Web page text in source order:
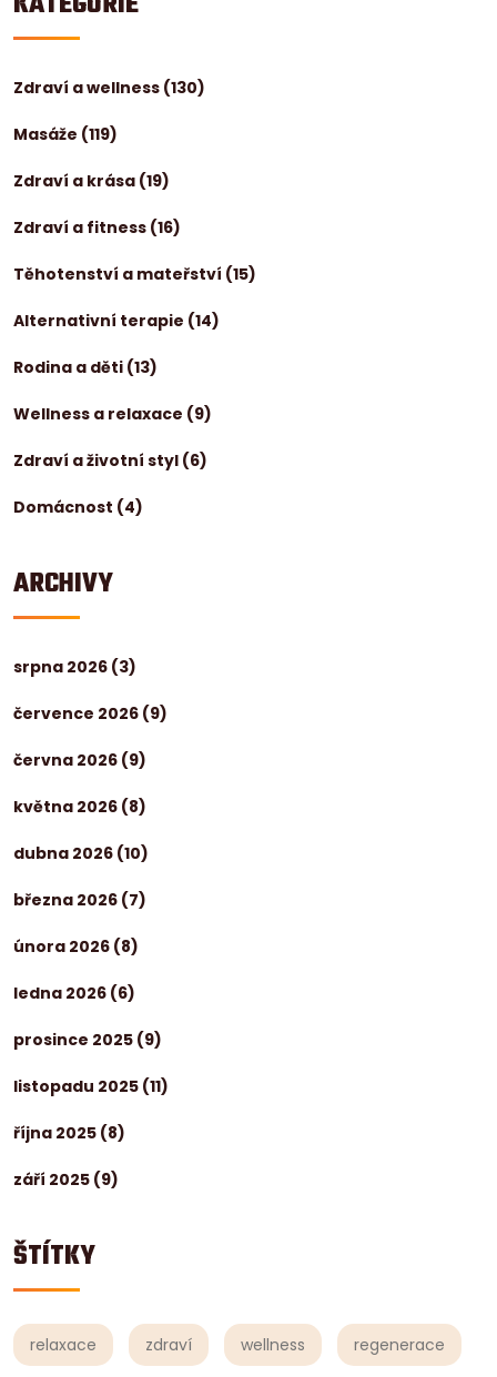
Zdraví a wellness (130)
Masáže (119)
Zdraví a krása (19)
Zdraví a fitness (16)
Těhotenství a mateřství (15)
Alternativní terapie (14)
Rodina a děti (13)
Wellness a relaxace (9)
Zdraví a životní styl (6)
Domácnost (4)
ARCHIVY
srpna 2026 (3)
července 2026 (9)
června 2026 (9)
května 2026 (8)
dubna 2026 (10)
března 2026 (7)
února 2026 (8)
ledna 2026 (6)
prosince 2025 (9)
listopadu 2025 (11)
října 2025 (8)
září 2025 (9)
ŠTÍTKY
relaxace zdraví wellness regenerace